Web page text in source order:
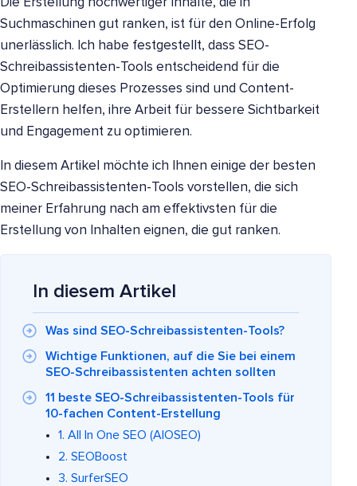
Die Erstellung hochwertiger Inhalte, die in
Suchmaschinen gut ranken, ist für den Online-Erfolg
unerlässlich. Ich habe festgestellt, dass SEO-
Schreibassistenten-Tools entscheidend für die
Optimierung dieses Prozesses sind und Content-
Erstellern helfen, ihre Arbeit für bessere Sichtbarkeit
und Engagement zu optimieren.
In diesem Artikel möchte ich Ihnen einige der besten
SEO-Schreibassistenten-Tools vorstellen, die sich
meiner Erfahrung nach am effektivsten für die
Erstellung von Inhalten eignen, die gut ranken.
In diesem Artikel
Was sind SEO-Schreibassistenten-Tools?
Wichtige Funktionen, auf die Sie bei einem
SEO-Schreibassistenten achten sollten
11 beste SEO-Schreibassistenten-Tools für
10-fachen Content-Erstellung
1. All In One SEO (AIOSEO)
2. SEOBoost
3. SurferSEO